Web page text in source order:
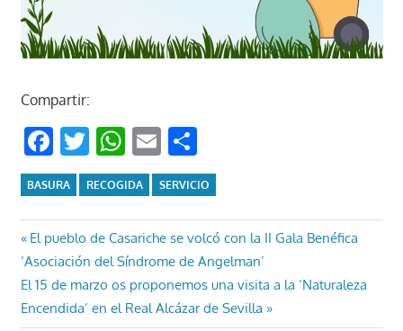
Compartir:
Facebook
Twitter
WhatsApp
EmailCompartir
BASURA RECOGIDA SERVICIO
Navegación
de
entradas
Entrada
anterior:
El pueblo de Casariche se volcó con la II Gala Benéfica
‘Asociación del Síndrome de Angelman’
Entrada
siguiente:
El 15 de marzo os proponemos una visita a la ‘Naturaleza
Encendida’ en el Real Alcázar de Sevilla